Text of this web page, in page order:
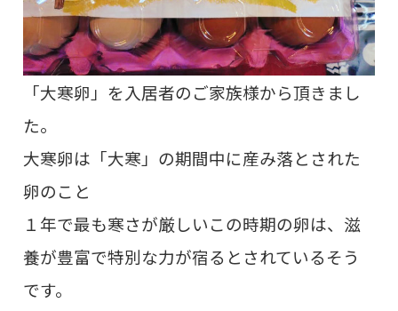
「大寒卵」を入居者のご家族様から頂きまし
た。
大寒卵は「大寒」の期間中に産み落とされた
卵のこと
１年で最も寒さが厳しいこの時期の卵は、滋
養が豊富で特別な力が宿るとされているそう
です。